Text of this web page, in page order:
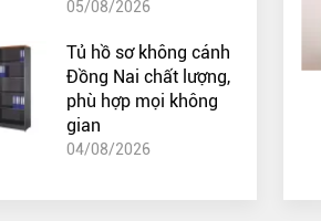
05/08/2026
Tủ hồ sơ không cánh
Đồng Nai chất lượng,
phù hợp mọi không
gian
04/08/2026